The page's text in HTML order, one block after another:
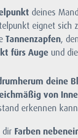
deines
eignet sich
Tannenzapfen,
fürs Auge und
deine
von
erkennen
dir Farben